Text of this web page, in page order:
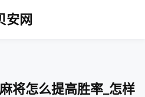
安网
将怎么提高胜率_怎样